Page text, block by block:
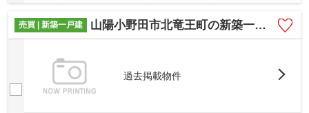
売買 | 新築一戸建
山陽小野田市北竜王町の新築一戸建
過去掲載物件